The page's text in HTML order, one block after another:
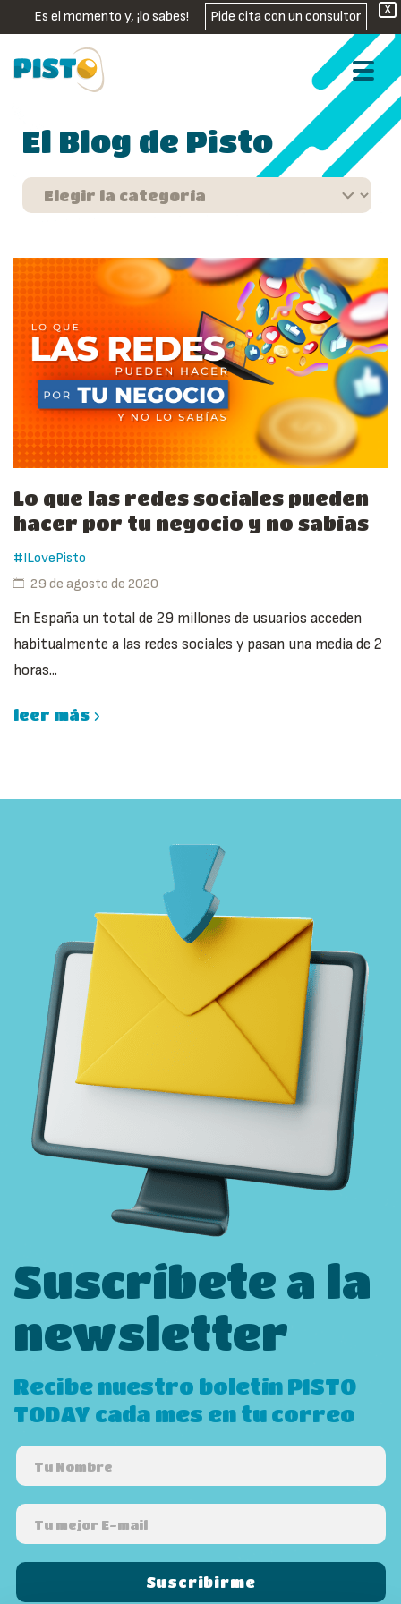
X
Es el momento y, ¡lo sabes! Pide cita con un consultor
El Blog de Pisto
Lo que las redes sociales pueden
hacer por tu negocio y no sabías
#ILovePisto
29 de agosto de 2020
En España un total de 29 millones de usuarios acceden
habitualmente a las redes sociales y pasan una media de 2
horas...
leer más
Suscríbete a la
newsletter
Recibe nuestro boletín PISTO
TODAY cada mes en tu correo